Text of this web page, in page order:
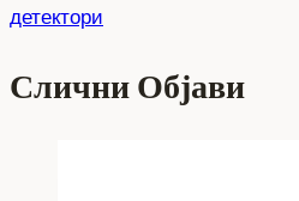
детектори
Слични Објави